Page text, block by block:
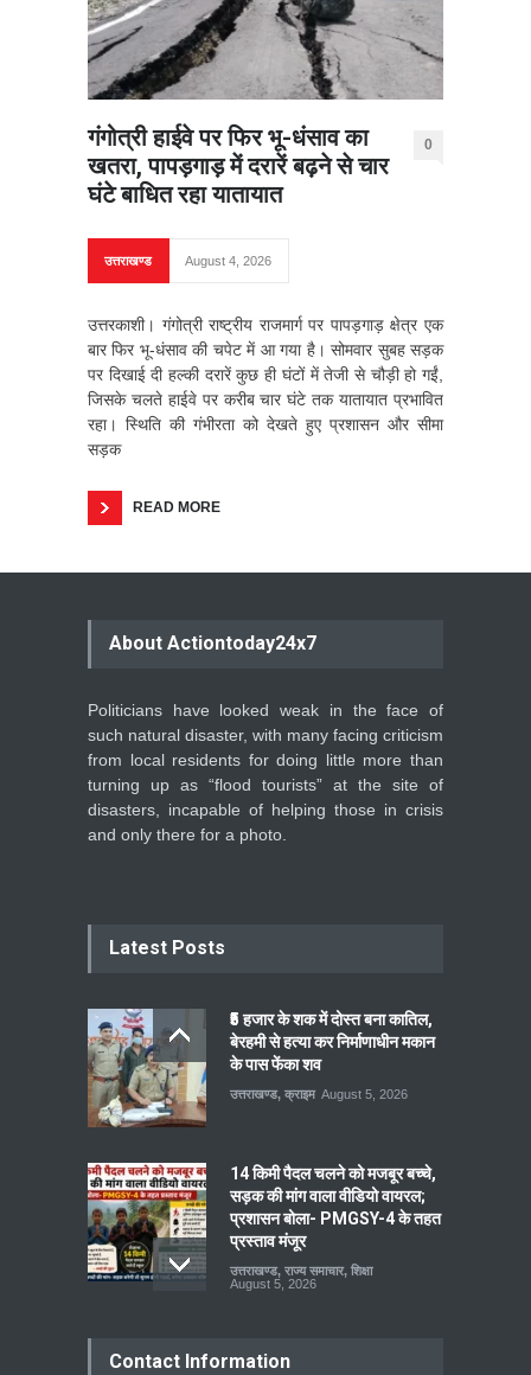
गंगोत्री हाईवे पर फिर भू-धंसाव का
खतरा, पापड़गाड़ में दरारें बढ़ने से चार
घंटे बाधित रहा यातायात
0
उत्तराखण्ड August 4, 2026
उत्तरकाशी। गंगोत्री राष्ट्रीय राजमार्ग पर पापड़गाड़ क्षेत्र एक
बार फिर भू-धंसाव की चपेट में आ गया है। सोमवार सुबह सड़क
पर दिखाई दी हल्की दरारें कुछ ही घंटों में तेजी से चौड़ी हो गईं,
जिसके चलते हाईवे पर करीब चार घंटे तक यातायात प्रभावित
रहा। स्थिति की गंभीरता को देखते हुए प्रशासन और सीमा
सड़क
READ MORE
About Actiontoday24x7
Politicians have looked weak in the face of
such natural disaster, with many facing criticism
from local residents for doing little more than
turning up as “flood tourists” at the site of
disasters, incapable of helping those in crisis
and only there for a photo.
Latest Posts
₹5 हजार के शक में दोस्त बना कातिल,
बेरहमी से हत्या कर निर्माणाधीन मकान
के पास फेंका शव
उत्तराखण्ड, क्राइम August 5, 2026
14 किमी पैदल चलने को मजबूर बच्चे,
सड़क की मांग वाला वीडियो वायरल;
प्रशासन बोला- PMGSY-4 के तहत
प्रस्ताव मंजूर
उत्तराखण्ड, राज्य समाचार, शिक्षा
August 5, 2026
Contact Information